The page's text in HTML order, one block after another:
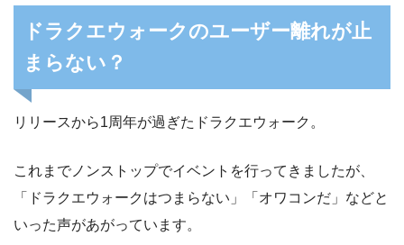
ドラクエウォークのユーザー離れが止
まらない？
リリースから1周年が過ぎたドラクエウォーク。
これまでノンストップでイベントを行ってきましたが、
「ドラクエウォークはつまらない」「オワコンだ」などと
いった声があがっています。